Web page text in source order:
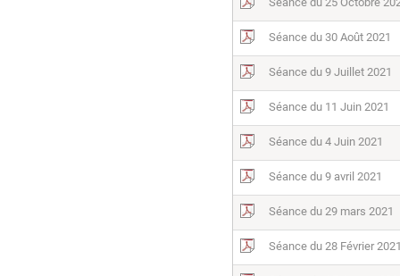
Séance du 30 Août 2021
Séance du 9 Juillet 2021
Séance du 11 Juin 2021
Séance du 4 Juin 2021
Séance du 9 avril 2021
Séance du 29 mars 2021
Séance du 28 Février